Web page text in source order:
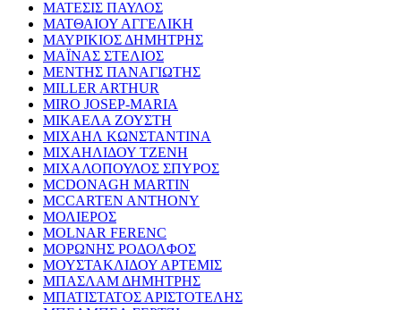
ΜΑΤΕΣΙΣ ΠΑΥΛΟΣ
ΜΑΤΘΑΙΟΥ ΑΓΓΕΛΙΚΗ
ΜΑΥΡΙΚΙΟΣ ΔΗΜΗΤΡΗΣ
ΜΑΪΝΑΣ ΣΤΕΛΙΟΣ
ΜΕΝΤΗΣ ΠΑΝΑΓΙΩΤΗΣ
MILLER ARTHUR
MIRO JOSEP-MARIA
ΜΙΚΑΕΛΑ ΖΟΥΣΤΗ
ΜΙΧΑΗΛ ΚΩΝΣΤΑΝΤΙΝΑ
ΜΙΧΑΗΛΙΔΟΥ ΤΖΕΝΗ
ΜΙΧΑΛΟΠΟΥΛΟΣ ΣΠΥΡΟΣ
MCDONAGH MARTIN
MCCARTEN ANTHONY
ΜΟΛΙΕΡΟΣ
MOLNAR FERENC
ΜΟΡΩΝΗΣ ΡΟΔΟΛΦΟΣ
ΜΟΥΣΤΑΚΛΙΔΟΥ ΑΡΤΕΜΙΣ
ΜΠΑΣΛΑΜ ΔΗΜΗΤΡΗΣ
ΜΠΑΤΙΣΤΑΤΟΣ ΑΡΙΣΤΟΤΕΛΗΣ